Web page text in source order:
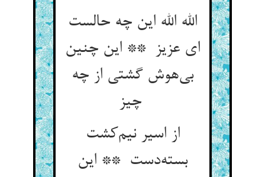
الله الله این چه حالست
ای عزیز ** این چنین
بی‌هوش گشتی از چه
از اسیر نیم‌کشت
بسته‌دست ** این